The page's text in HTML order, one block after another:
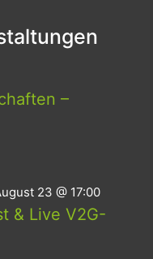
–
23 @ 17:00
& Live V2G-